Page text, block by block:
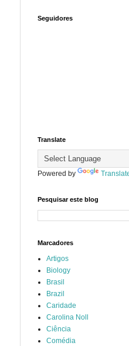
Seguidores
Translate
Powered by
Pesquisar este blog
Marcadores
Artigos
Biology
Brasil
Brazil
Caridade
Carolina Noll
Ciência
Comédia